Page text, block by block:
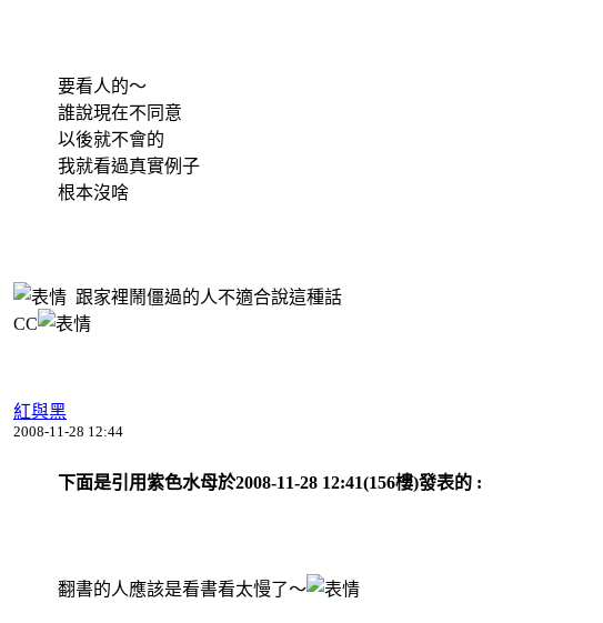
要看人的～
誰說現在不同意
以後就不會的
我就看過真實例子
根本沒啥
跟家裡鬧僵過的人不適合說這種話
CC
紅與黑
2008-11-28 12:44
下面是引用紫色水母於2008-11-28 12:41(156樓)發表的 :
翻書的人應該是看書看太慢了～